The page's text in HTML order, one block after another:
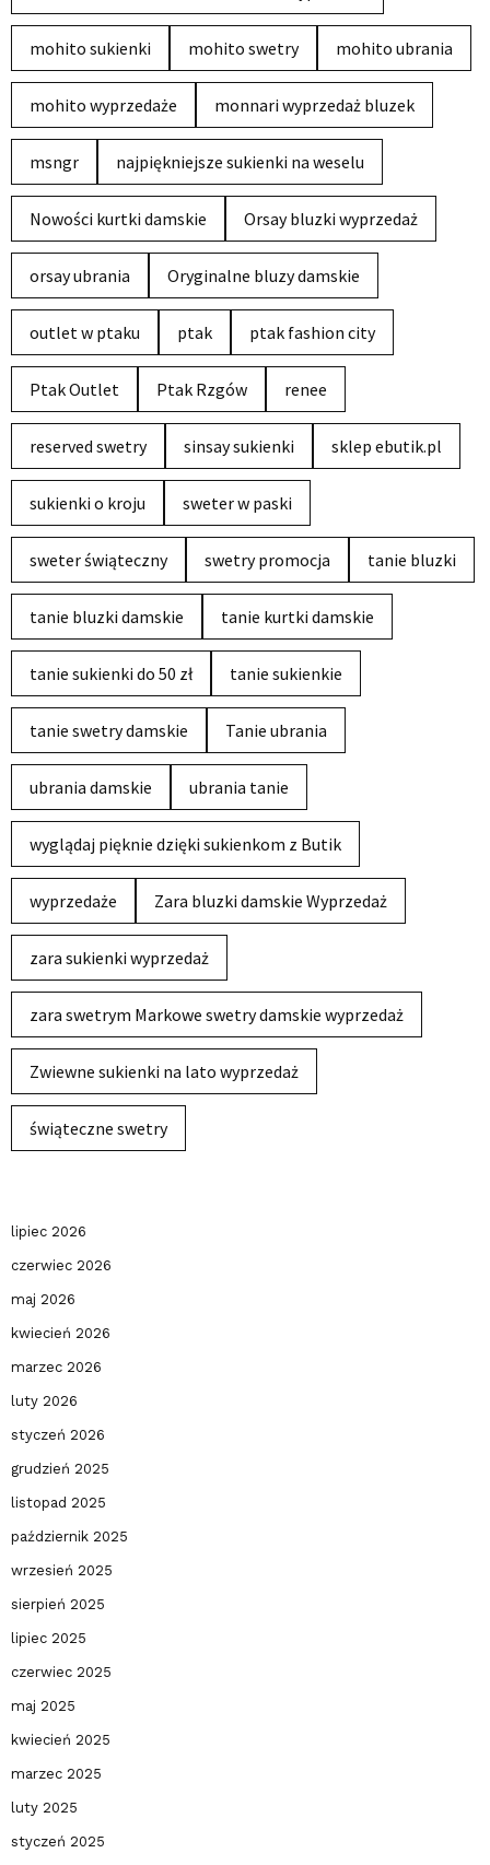
mohito sukienki mohito swetry mohito ubrania
mohito wyprzedaże monnari wyprzedaż bluzek
msngr najpiękniejsze sukienki na weselu
Nowości kurtki damskie Orsay bluzki wyprzedaż
orsay ubrania Oryginalne bluzy damskie
outlet w ptaku ptak ptak fashion city
Ptak Outlet Ptak Rzgów renee
reserved swetry sinsay sukienki sklep ebutik.pl
sukienki o kroju sweter w paski
sweter świąteczny swetry promocja tanie bluzki
tanie bluzki damskie tanie kurtki damskie
tanie sukienki do 50 zł tanie sukienkie
tanie swetry damskie Tanie ubrania
ubrania damskie ubrania tanie
wyglądaj pięknie dzięki sukienkom z Butik
wyprzedaże Zara bluzki damskie Wyprzedaż
zara sukienki wyprzedaż
zara swetrym Markowe swetry damskie wyprzedaż
Zwiewne sukienki na lato wyprzedaż
świąteczne swetry
lipiec 2026
czerwiec 2026
maj 2026
kwiecień 2026
marzec 2026
luty 2026
styczeń 2026
grudzień 2025
listopad 2025
październik 2025
wrzesień 2025
sierpień 2025
lipiec 2025
czerwiec 2025
maj 2025
kwiecień 2025
marzec 2025
luty 2025
styczeń 2025